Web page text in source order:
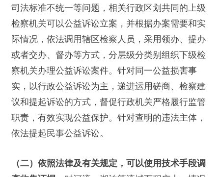
司法标准不统一等问题，相关行政区划共同的上级
检察机关可以公益诉讼立案，并根据办案需要和实
际情况，依法调用辖区检察人员，采用领办、提办
或者交办、督办等方式，分层级分类别组织下级检
察机关办理公益诉讼案件。针对同一公益损害事
实，以行政公益诉讼为主，递进运用磋商、检察建
议和提起诉讼的方式，督促行政机关严格履行监管
职责，有效实现公益保护。针对查明的违法主体，
依法提起民事公益诉讼。
（二）依照法律及有关规定，可以使用技术手段调